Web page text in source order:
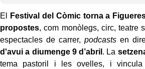
El
Festival del Còmic torna a
propostes, com monòlegs, circ, teatre
espectacles de carrer, podcastsen
d'avui a diumenge 9 d’abril . La
tema pastoril i les ovelles, i vincula